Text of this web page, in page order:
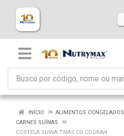
INÍCIO
ALIMENTOS CONGELADOS
CARNES SUÍNAS
COSTELA SUINA TIRAS CG COGRAN